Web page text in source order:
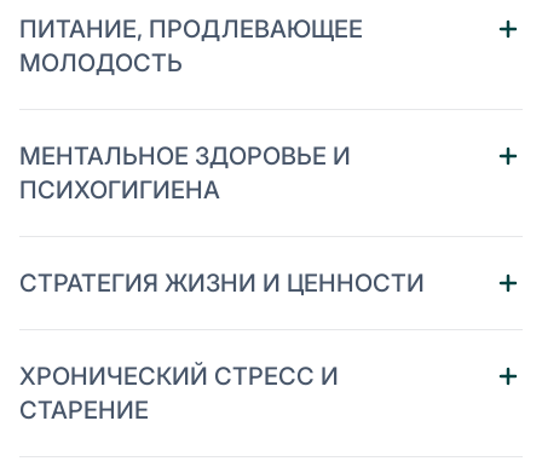
ПИТАНИЕ, ПРОДЛЕВАЮЩЕЕ
МОЛОДОСТЬ
МЕНТАЛЬНОЕ ЗДОРОВЬЕ И
ПСИХОГИГИЕНА
СТРАТЕГИЯ ЖИЗНИ И ЦЕННОСТИ
ХРОНИЧЕСКИЙ СТРЕСС И
СТАРЕНИЕ